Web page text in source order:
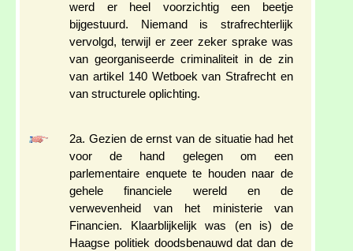
werd er heel voorzichtig een beetje
bijgestuurd. Niemand is strafrechterlijk
vervolgd, terwijl er zeer zeker sprake was
van georganiseerde criminaliteit in de zin
van artikel 140 Wetboek van Strafrecht en
van structurele oplichting.
2a. Gezien de ernst van de situatie had het
voor de hand gelegen om een
parlementaire enquete te houden naar de
gehele financiele wereld en de
verwevenheid van het ministerie van
Financien. Klaarblijkelijk was (en is) de
Haagse politiek doodsbenauwd dat dan de